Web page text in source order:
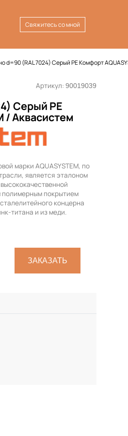
Свяжитесь со мной
d=90 (RAL 7024) Серый PE Комфорт
Артикул: 90019039
Серый PE
/ Аквасистем
марки AQUASYSTEM, по
является эталоном
полимерным покрытием
концерна
титана и из меди.
ЗАКАЗАТЬ